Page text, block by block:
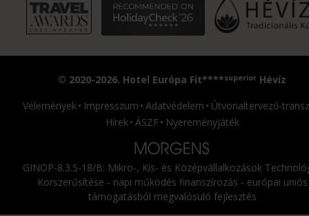
© 2020-2026. Hotel Európa Fit****superior Hévíz
Vélemények
Impresszum Adatvédelem
Útvonaltervező-
Hírek ÁSZF Nyereményjáték
GINOP-8.3.5-18/B: Mikro-, Kis- és Középvállalkozások
Korszerűsítése - napi működés finanszírozás - európai uniós
támogatásból megvalósuló fejlesztés